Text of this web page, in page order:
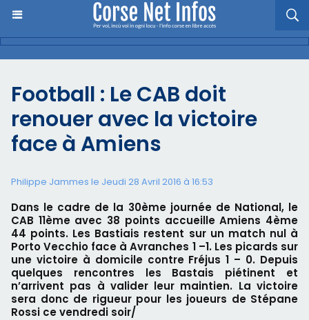
Football : Le CAB doit
renouer avec la victoire
face à Amiens
Philippe Jammes le Jeudi 28 Avril 2016 à 16:53
Dans le cadre de la 30ème journée de National, le
CAB 11ème avec 38 points accueille Amiens 4ème
44 points. Les Bastiais restent sur un match nul à
Porto Vecchio face à Avranches 1 –1. Les picards sur
une victoire à domicile contre Fréjus 1 – 0. Depuis
quelques rencontres les Bastais piétinent et
n’arrivent pas à valider leur maintien. La victoire
sera donc de rigueur pour les joueurs de Stépane
Rossi ce vendredi soir/